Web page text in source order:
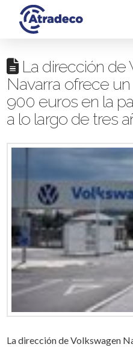
La dirección de
Navarra ofrece
900 euros en la
a lo largo de tres
La dirección de Volkswagen